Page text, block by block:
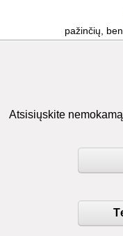
pažinčių,
Atsisiųskite